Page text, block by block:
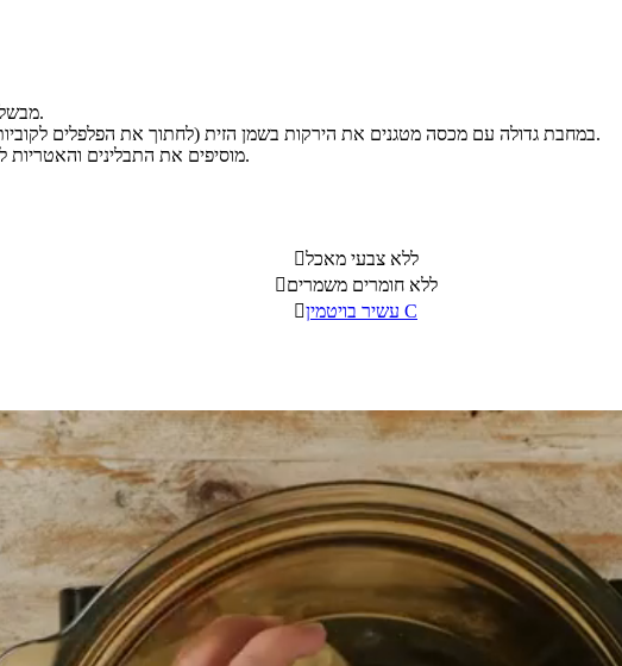
מבשלים את האטריות לפי הוראות היצרן, שוטפים ומסננים.
במחבת גדולה עם מכסה מטגנים את הירקות בשמן הזית (לחתוך את הפלפלים לקוביות), עד שכולם מתרככים ומזהיבים קלות (כ- 10 דקות).
מוסיפים את התבלינים והאטריות למחבת, ומערבבים הכל יחד על אש נמוכה לכ- 5 דקות.
ללא צבעי מאכל
ללא חומרים משמרים

עשיר בויטמין C